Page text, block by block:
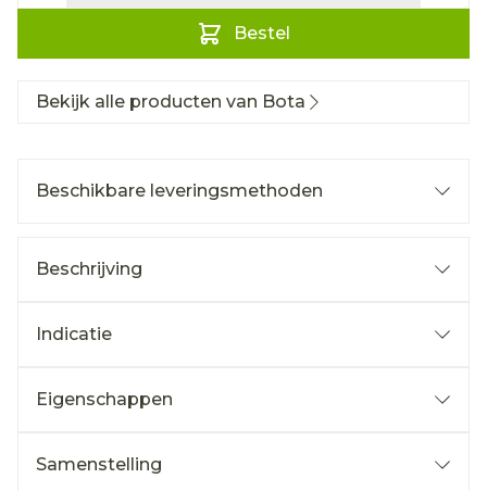
Bestel
Bekijk alle producten van Bota
Beschikbare leveringsmethoden
Beschrijving
Indicatie
Eigenschappen
Samenstelling